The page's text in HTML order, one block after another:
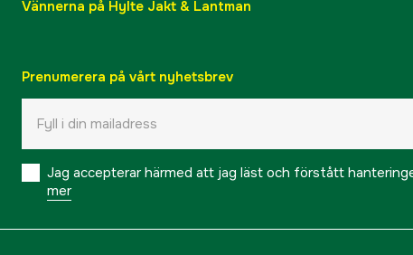
Vännerna på Hylte Jakt & Lantman
Prenumerera på vårt nyhetsbrev
Jag accepterar härmed att jag läst och förstått
mer